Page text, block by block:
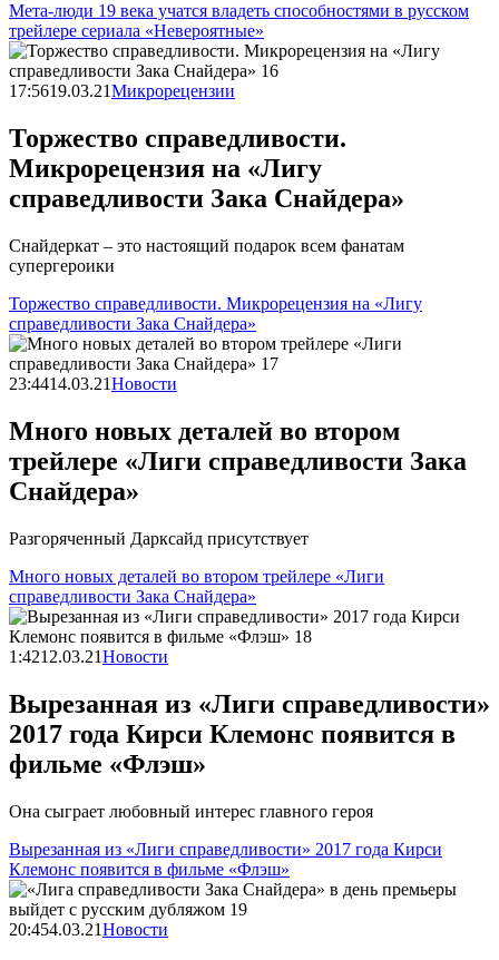
Мета-люди 19 века учатся владеть способностями в русском
трейлере сериала «Невероятные»
17:5619.03.21Микрорецензии
Торжество справедливости.
Микрорецензия на «Лигу
справедливости Зака Снайдера»
Снайдеркат – это настоящий подарок всем фанатам
супергероики
Торжество справедливости. Микрорецензия на «Лигу
справедливости Зака Снайдера»
23:4414.03.21Новости
Много новых деталей во втором
трейлере «Лиги справедливости Зака
Снайдера»
Разгоряченный Дарксайд присутствует
Много новых деталей во втором трейлере «Лиги
справедливости Зака Снайдера»
1:4212.03.21Новости
Вырезанная из «Лиги справедливости»
2017 года Кирси Клемонс появится в
фильме «Флэш»
Она сыграет любовный интерес главного героя
Вырезанная из «Лиги справедливости» 2017 года Кирси
Клемонс появится в фильме «Флэш»
20:454.03.21Новости